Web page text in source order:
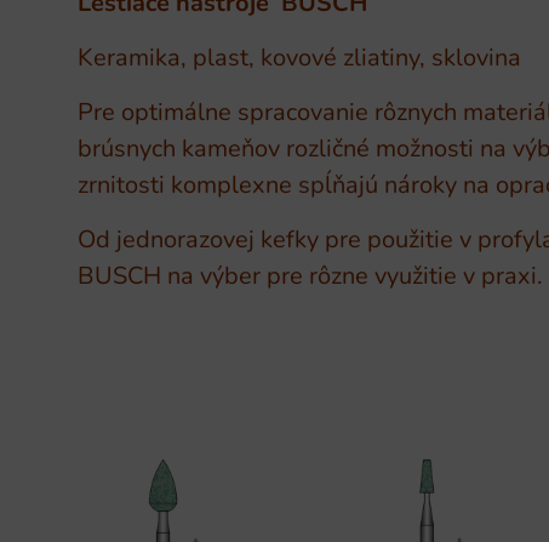
Keramika, plast, kovové zliatiny, sklovina
Pre optimálne spracovanie rôznych
brúsnych kameňov rozličné možnosti na
zrnitosti komplexne spĺňajú nároky na
Od jednorazovej kefky pre použitie v
BUSCH na výber pre rôzne využitie v praxi.